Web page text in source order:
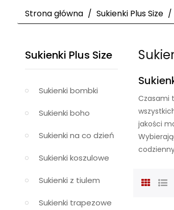
Strona główna Sukienki Plus Size
Sukienki Plus Size
Sukienki bombki
Sukienki boho
Sukienki na co dzień
Sukienki koszulowe
Sukienki z tiulem
Sukienki trapezowe
Czasami
jakości